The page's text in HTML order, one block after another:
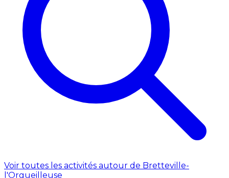
Voir toutes les activités autour de Bretteville-
l'Orgueilleuse